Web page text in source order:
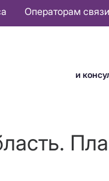
Операторам связи
и